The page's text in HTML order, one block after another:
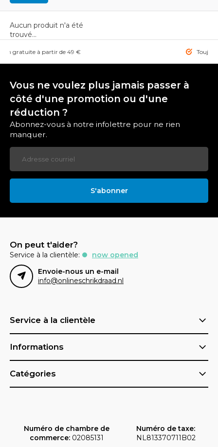
Aucun produit n'a été
trouvé...
à partir de 49 € Toujours la
Vous ne voulez plus jamais passer à
côté d'une promotion ou d'une
réduction ?
Abonnez-vous à notre infolettre pour ne rien
manquer.
S'abonner
On peut t'aider?
Service à la clientèle:
now opened
Envoie-nous un e-mail
info@onlineschrikdraad.nl
Service à la clientèle
Informations
Catégories
Numéro de chambre de
commerce:02085131
Numéro de taxe:
NL813370711B02